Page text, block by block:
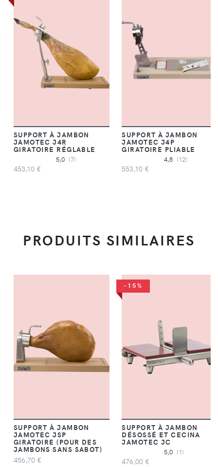
SUPPORT À JAMBON
JAMOTEC J4R
GIRATOIRE RÉGLABLE
5,0 (7)
453,10 €
SUPPORT À JAMBON
JAMOTEC J4P
GIRATOIRE PLIABLE
4,8 (12)
553,10 €
PRODUITS SIMILAIRES
SUPPORT À JAMBON
JAMOTEC JSP
GIRATOIRE (POUR DES
JAMBONS SANS SABOT)
456,70 €
-15%
SUPPORT À JAMBON
DÉSOSSÉ ET CECINA
JAMOTEC JC
5,0 (1)
476,00 €